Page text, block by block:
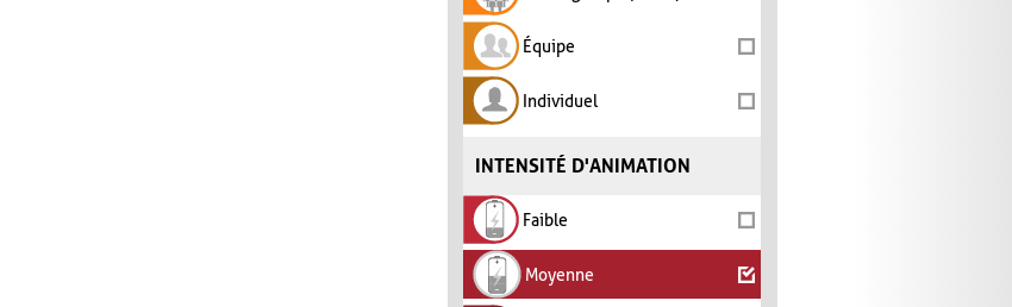
Équipe
Individuel
INTENSITÉ D'ANIMATION
Faible
Moyenne